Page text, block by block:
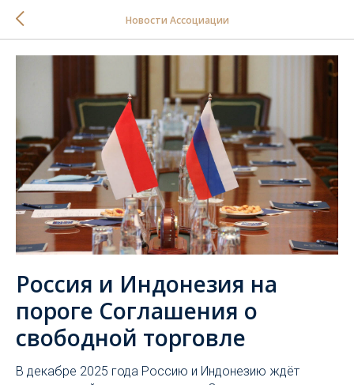
Новости Ассоциации
Россия и Индонезия на
пороге Соглашения о
свободной торговле
В декабре 2025 года Россию и Индонезию ждёт